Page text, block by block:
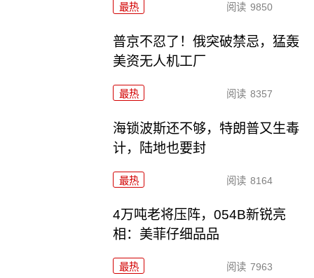
最热 阅读 9850
普京不忍了！俄突破禁忌，猛轰
美资无人机工厂
最热 阅读 8357
海锁波斯还不够，特朗普又生毒
计，陆地也要封
最热 阅读 8164
4万吨老将压阵，054B新锐亮
相：美菲仔细品品
最热 阅读 7963